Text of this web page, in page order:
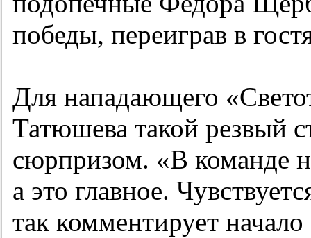
победы, переиграв в
Для нападающего
Татюшева такой резвый
сюрпризом. «В команде
а это главное.
так комментирует